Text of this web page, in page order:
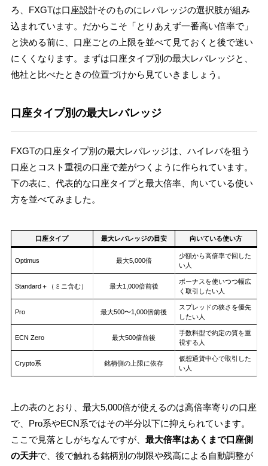
ろ、FXGTは口座設計そのものにレバレッジの選択肢が組み
込まれています。だからこそ「とりあえず一番高い倍率で」
と決める前に、口座ごとの上限を並べて見ておくと後で迷い
にくくなります。まずは口座タイプ別の最大レバレッジと、
他社と比べたときの位置づけから見ていきましょう。
口座タイプ別の最大レバレッジ
FXGTの口座タイプ別の最大レバレッジは、ハイレバを狙う
口座とコスト重視の口座で差がつくように作られています。
下の表に、代表的な口座タイプと最大倍率、向いている使い
方を並べてみました。
口座タイプ 最大レバレッジの目安 向いている使い方
Optimus 最大5,000倍
少額から高倍率で回した
い人
Standard＋（ミニ含む） 最大1,000倍前後
ボーナスを使いつつ幅広
く取引したい人
Pro 最大500〜1,000倍前後
スプレッドの狭さを優先
したい人
ECN Zero 最大500倍前後
手数料型で約定の質を重
視する人
Crypto系 銘柄側の上限に依存
仮想通貨中心で取引した
い人
上の表のとおり、最大5,000倍が使えるのは高倍率寄りの口座
で、Pro系やECN系ではその半分以下に抑えられています。
ここで見落としがちなんですが、 最大倍率はあくまで口座側
の天井で、後で触れる銘柄別の制限や残高による自動調整が